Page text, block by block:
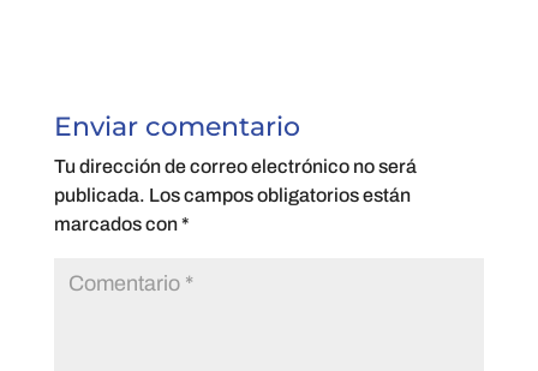
Enviar comentario
Tu dirección de correo electrónico no será
publicada. Los campos obligatorios están
marcados con*